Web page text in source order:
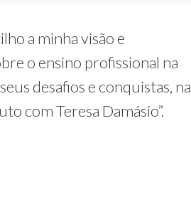
a minha visão e
o ensino profissional na
desafios e conquistas, na
com Teresa Damásio”.